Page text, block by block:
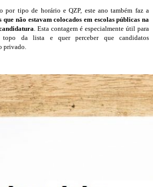
por tipo de horário e QZP, este ano também faz a
que não estavam colocados em escolas públicas na
. Esta contagem é especialmente útil para
da lista e quer perceber que candidatos
privado.